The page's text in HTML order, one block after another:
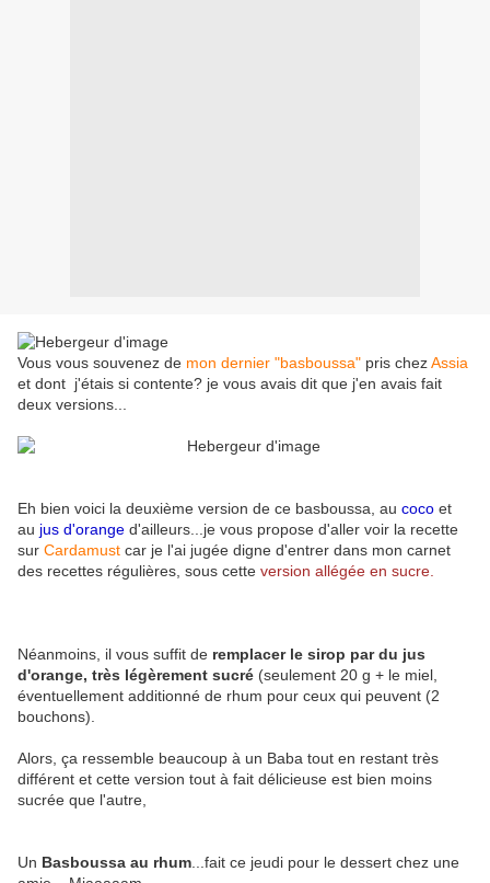
Vous vous souvenez de mon dernier "basboussa" pris chezAssia
et dont j'étais si contente? je vous avais dit que j'en avais fait
deux versions...
Eh bien voici la deuxième version de ce basboussa, au coco et
au jus d'orange d'ailleurs...je vous propose d'aller voir la recette
sur Cardamust car je l'ai jugée digne d'entrer dans mon carnet
des recettes régulières, sous cette version allégée en sucre.
Néanmoins, il vous suffit de remplacer le sirop par du jus
d'orange, très légèrement sucré (seulement 20 g + le miel,
éventuellement additionné de rhum pour ceux qui peuvent (2
bouchons).
Alors, ça ressemble beaucoup à un Baba tout en restant très
différent et cette version tout à fait délicieuse est bien moins
sucrée que l'autre,
Un Basboussa au rhum ...fait ce jeudi pour le dessert chez une